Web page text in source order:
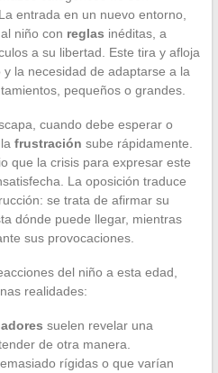
entrada en un nuevo entorno,
niño con reglas inéditas, a
a su libertad. Este tira y afloja
la necesidad de adaptarse a la
pequeños o grandes.
cuando debe esperar o
frustración sube rápidamente.
que la crisis para expresar este
La oposición traduce
se trata de afirmar su
dónde puede llegar, mientras
sus provocaciones.
del niño a esta edad,
realidades:
suelen revelar una
de otra manera.
rígidas o que varían